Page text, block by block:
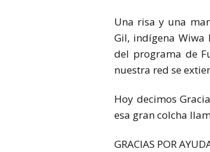
Una risa y una
Gil, indígena Wiwa
del programa de
nuestra red se
Hoy decimos
esa gran colcha
GRACIAS POR